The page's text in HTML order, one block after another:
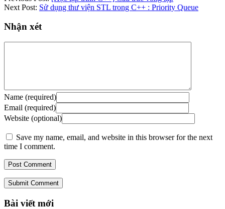
Next Post: Sử dụng thư viện STL trong C++ : Priority Queue
Nhận xét
Name (required)
Email (required)
Website (optional)
Save my name, email, and website in this browser for the next
time I comment.
Submit Comment
Bài viết mới